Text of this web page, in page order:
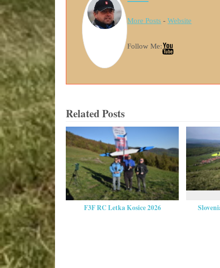
More Posts -Website
Follow Me:
Related Posts
F3F RC Letka Kosice 2026